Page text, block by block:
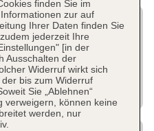
finden Sie im
zur auf
Ihrer Daten finden Sie
jederzeit Ihre
[in der
Ausschalten der
Widerruf wirkt sich
bis zum Widerruf
Sie „Ablehnen“
verweigern, können keine
werden, nur